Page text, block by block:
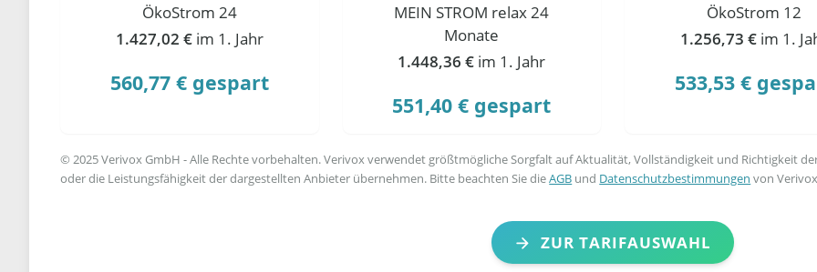
ÖkoStrom 24
1.427,02 € im 1. Jahr
560,77 € gespart
MEIN STROM relax 24
Monate
1.448,36 € im 1. Jahr
551,40 € gespart
ÖkoStrom 12
1.256,73 € im 1.
533,53 €
© 2025 Verivox GmbH - Alle Rechte vorbehalten. Verivox verwendet größtmögliche Sorgfalt auf Aktualität, Vollständigkeit und Richtigkeit
oder die Leistungsfähigkeit der dargestellten Anbieter übernehmen. Bitte beachten Sie dieAGB und Datenschutzbestimmungen von
ZUR TARIFAUSWAHL